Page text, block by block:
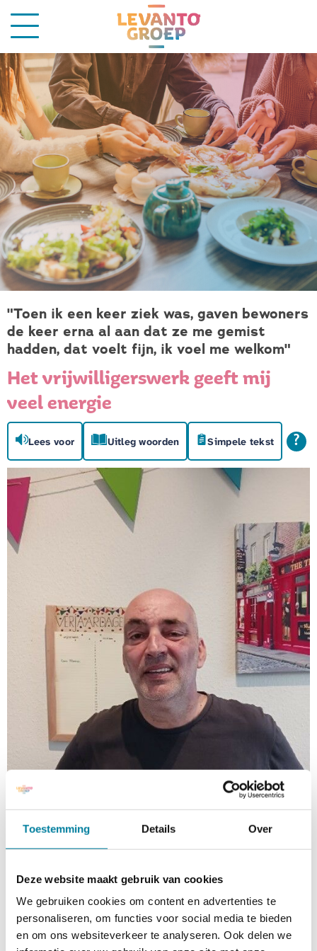
Toestemming Details Over
Deze website maakt gebruik van cookies
We gebruiken cookies om content en advertenties te
personaliseren, om functies voor social media te bieden
en om ons websiteverkeer te analyseren. Ook delen we
"Toen ik een keer ziek was, gaven bewoners
de keer erna al aan dat ze me gemist
hadden, dat voelt fijn, ik voel me welkom"
Het vrijwilligerswerk geeft mij
veel energie
Lees voor Uitleg woorden Simpele tekst
Hoi, ik ben Andreas, vrijwilliger op
woonlocatie Haagsittard. Daar verzorg ik de lunch
voor 34 bewoners. Samen met bewoners bedenken